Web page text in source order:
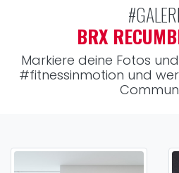
BRX
Markiere deine Fotos
#fitnessinmotion und